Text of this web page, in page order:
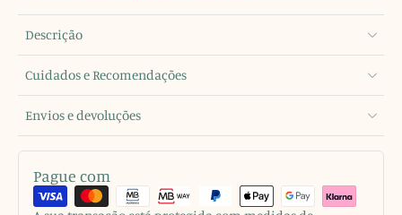
Descrição
Cuidados e Recomendações
Envios e devoluções
Pague com